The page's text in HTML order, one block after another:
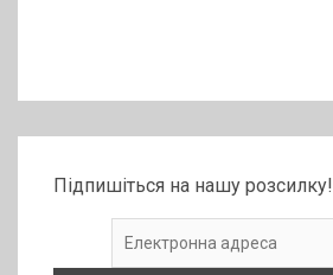
Підпишіться на нашу розсилку!